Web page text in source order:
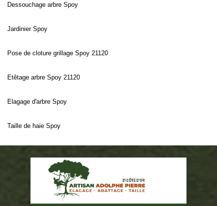
Dessouchage arbre Spoy
Jardinier Spoy
Pose de cloture grillage Spoy 21120
Etêtage arbre Spoy 21120
Elagage d'arbre Spoy
Taille de haie Spoy